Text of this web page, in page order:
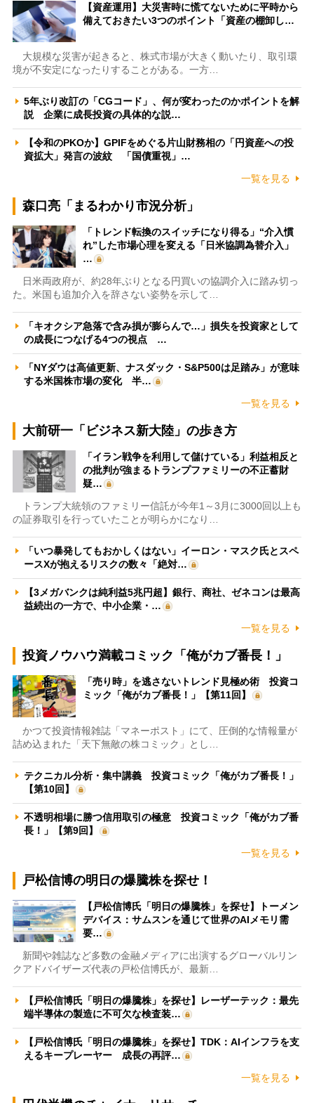
【資産運用】大災害時に慌てないために平時から
備えておきたい3つのポイント「資産の棚卸し…
大規模な災害が起きると、株式市場が大きく動いたり、取引環
境が不安定になったりすることがある。一方…
5年ぶり改訂の「CGコード」、何が変わったのかポイントを解
説 企業に成長投資の具体的な説…
【令和のPKOか】GPIFをめぐる片山財務相の「円資産への投
資拡大」発言の波紋 「国債重視」…
一覧を見る
森口亮「まるわかり市況分析」
「トレンド転換のスイッチになり得る」“介入慣
れ”した市場心理を変える「日米協調為替介入」
…
日米両政府が、約28年ぶりとなる円買いの協調介入に踏み切っ
た。米国も追加介入を辞さない姿勢を示して…
「キオクシア急落で含み損が膨らんで…」損失を投資家として
の成長につなげる4つの視点 …
「NYダウは高値更新、ナスダック・S&P500は足踏み」が意味
する米国株市場の変化 半…
一覧を見る
大前研一「ビジネス新大陸」の歩き方
「イラン戦争を利用して儲けている」利益相反と
の批判が強まるトランプファミリーの不正蓄財
疑…
トランプ大統領のファミリー信託が今年1～3月に3000回以上も
の証券取引を行っていたことが明らかになり…
「いつ暴発してもおかしくはない」イーロン・マスク氏とスペ
ースXが抱えるリスクの数々「絶対…
【3メガバンクは純利益5兆円超】銀行、商社、ゼネコンは最高
益続出の一方で、中小企業・…
一覧を見る
投資ノウハウ満載コミック「俺がカブ番長！」
「売り時」を逃さないトレンド見極め術 投資コ
ミック「俺がカブ番長！」【第11回】
かつて投資情報雑誌「マネーポスト」にて、圧倒的な情報量が
詰め込まれた「天下無敵の株コミック」とし…
テクニカル分析・集中講義 投資コミック「俺がカブ番長！」
【第10回】
不透明相場に勝つ信用取引の極意 投資コミック「俺がカブ番
長！」【第9回】
一覧を見る
戸松信博の明日の爆騰株を探せ！
【戸松信博氏「明日の爆騰株」を探せ】トーメン
デバイス：サムスンを通じて世界のAIメモリ需
要…
新聞や雑誌など多数の金融メディアに出演するグローバルリン
クアドバイザーズ代表の戸松信博氏が、最新…
【戸松信博氏「明日の爆騰株」を探せ】レーザーテック：最先
端半導体の製造に不可欠な検査装…
【戸松信博氏「明日の爆騰株」を探せ】TDK：AIインフラを支
えるキープレーヤー 成長の再評…
一覧を見る